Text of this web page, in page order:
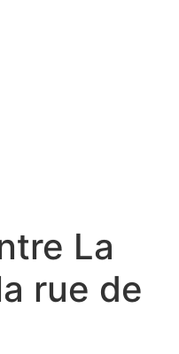
La
rue de